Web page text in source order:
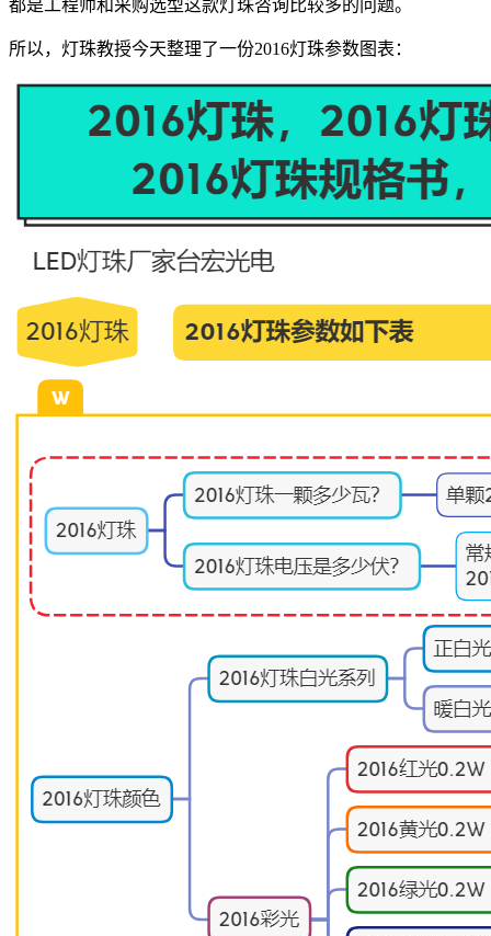
都是工程师和采购选型这款灯珠咨询比较多的问题。
所以，灯珠教授今天整理了一份2016灯珠参数图表：